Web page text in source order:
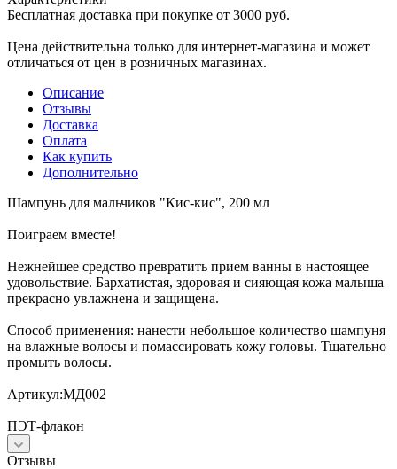
Бесплатная доставка при покупке от 3000 руб.
Цена действительна только для интернет-магазина и может
отличаться от цен в розничных магазинах.
Описание
Отзывы
Доставка
Оплата
Как купить
Дополнительно
Шампунь для мальчиков "Кис-кис", 200 мл
Поиграем вместе!
Нежнейшее средство превратить прием ванны в настоящее
удовольствие. Бархатистая, здоровая и сияющая кожа малыша
прекрасно увлажнена и защищена.
Способ применения: нанести небольшое количество шампуня
на влажные волосы и помассировать кожу головы. Тщательно
промыть волосы.
Артикул:МД002
ПЭТ-флакон
Отзывы